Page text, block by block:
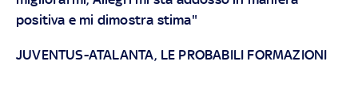
positiva e mi dimostra stima"
JUVENTUS-ATALANTA, LE PROBABILI FORMAZIONI